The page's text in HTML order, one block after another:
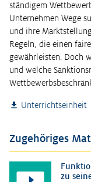
ständigem
Unternehmen Wege
und ihre
Regeln, die einen
gewährleisten. Doch
und welche
Unterrichtseinheit
Zugehöriges
zu